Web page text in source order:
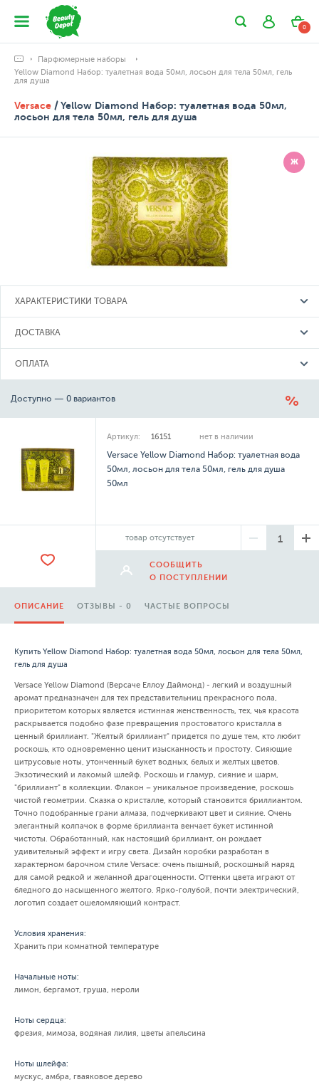
0
Парфюмерные наборы
Yellow Diamond Набор: туалетная вода 50мл, лосьон для тела 50мл, гель
для душа
Versace / Yellow Diamond Набор: туалетная вода 50мл,
лосьон для тела 50мл, гель для душа
Ж
ХАРАКТЕРИСТИКИ ТОВАРА
ДОСТАВКА
ОПЛАТА
Доступно — 0 вариантов
Артикул: 16151 нет в наличии
Versace Yellow Diamond Набор: туалетная вода
50мл, лосьон для тела 50мл, гель для душа
50мл
товар отсутствует
СООБЩИТЬ
О ПОСТУПЛЕНИИ
ОПИСАНИЕ ОТЗЫВЫ - 0 ЧАСТЫЕ ВОПРОСЫ
Купить Yellow Diamond Набор: туалетная вода 50мл, лосьон для тела 50мл,
гель для душа
Versace Yellow Diamond (Версаче Еллоу Даймонд) - легкий и воздушный
аромат предназначен для тех представительниц прекрасного пола,
приоритетом которых является истинная женственность, тех, чья красота
раскрывается подобно фазе превращения простоватого кристалла в
ценный бриллиант. "Желтый бриллиант" придется по душе тем, кто любит
роскошь, кто одновременно ценит изысканность и простоту. Сияющие
цитрусовые ноты, утонченный букет водных, белых и желтых цветов.
Экзотический и лакомый шлейф. Роскошь и гламур, сияние и шарм,
"бриллиант" в коллекции. Флакон – уникальное произведение, роскошь
чистой геометрии. Сказка о кристалле, который становится бриллиантом.
Точно подобранные грани алмаза, подчеркивают цвет и сияние. Очень
элегантный колпачок в форме бриллианта венчает букет истинной
чистоты. Обработанный, как настоящий бриллиант, он рождает
удивительный эффект и игру света. Дизайн коробки разработан в
характерном барочном стиле Versace: очень пышный, роскошный наряд
для самой редкой и желанной драгоценности. Оттенки цвета играют от
бледного до насыщенного желтого. Ярко-голубой, почти электрический,
логотип создает ошеломляющий контраст.
Условия хранения:
Хранить при комнатной температуре
Начальные ноты:
лимон, бергамот, груша, нероли
Ноты сердца:
фрезия, мимоза, водяная лилия, цветы апельсина
Ноты шлейфа:
мускус, амбра, гваяковое дерево